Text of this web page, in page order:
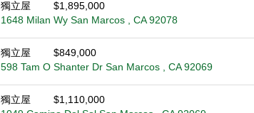
獨立屋
$1,895,000
1648 Milan Wy San Marcos , CA 92078
獨立屋
$849,000
598 Tam O Shanter Dr San Marcos , CA 92069
獨立屋
$1,110,000